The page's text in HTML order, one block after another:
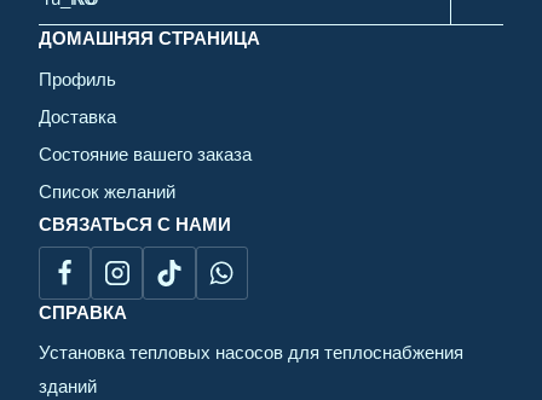
ДОМАШНЯЯ СТРАНИЦА
Профиль
Доставка
Состояние вашего заказа
Список желаний
СВЯЗАТЬСЯ С НАМИ
СПРАВКА
Установка тепловых насосов для теплоснабжения
зданий